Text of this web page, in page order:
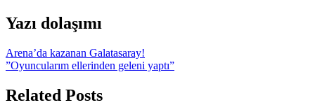
Yazı dolaşımı
Arena’da kazanan Galatasaray!
”Oyuncularım ellerinden geleni yaptı”
Related Posts